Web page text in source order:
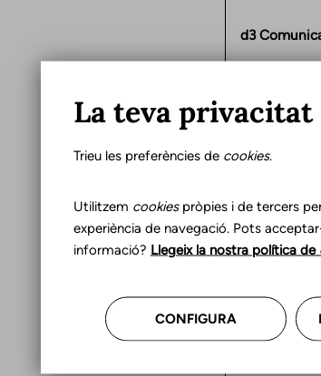
d3
d7
La teva
Trieu les preferències de cookies.
Utilitzem cookiespròpies i de tercers
experiència de navegació. Pots
informació? Llegeix la nostra política de
CONFIGURA